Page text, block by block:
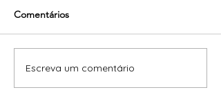
Comentários
Escreva um comentário